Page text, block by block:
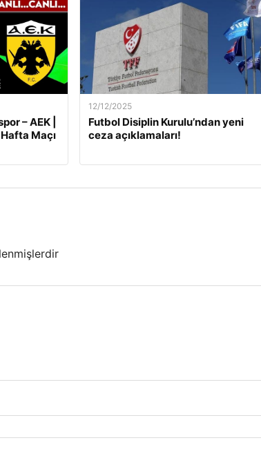
– AEK |
Maçı
12/12/2025
Futbol Disiplin Kurulu’ndan yeni
ceza açıklamaları!